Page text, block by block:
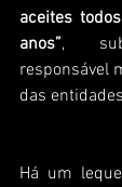
aceites
anos”,
responsável
das
Há um